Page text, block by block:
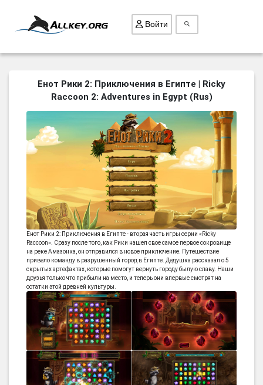
ВСЕ ИГРЫ
ПОИСК ПРЕДМЕТОВ
БИЗНЕС
СТРЕЛЯЛКИ
КВЕСТ
КАК СКАЧАТЬ
НОВОСТИ
Войти
Енот Рики 2: Приключения в Египте | Ricky
Raccoon 2: Adventures in Egypt (Rus)
Енот Рики 2: Приключения в Египте - вторая часть игры серии «Ricky
Raccoon». Сразу после того, как Рики нашел свое самое первое сокровище
на реке Амазонка, он отправился в новое приключение. Путешествие
привело команду в разрушенный город в Египте. Дедушка рассказал о 5
скрытых артефактах, которые помогут вернуть городу былую славу. Наши
друзья только что прибыли на место, и теперь они впервые смотрят на
остатки этой древней культуры.